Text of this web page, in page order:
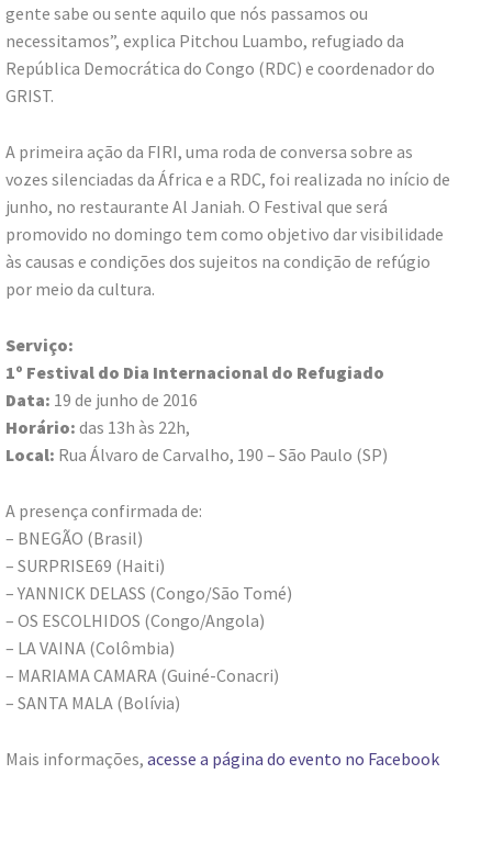
gente sabe ou sente aquilo que nós passamos ou
necessitamos”, explica Pitchou Luambo, refugiado da
República Democrática do Congo (RDC) e coordenador do
GRIST.
A primeira ação da FIRI, uma roda de conversa sobre as
vozes silenciadas da África e a RDC, foi realizada no início de
junho, no restaurante Al Janiah. O Festival que será
promovido no domingo tem como objetivo dar visibilidade
às causas e condições dos sujeitos na condição de refúgio
por meio da cultura.
Serviço:
1º Festival do Dia Internacional do Refugiado
Data: 19 de junho de 2016
Horário: das 13h às 22h,
Local: Rua Álvaro de Carvalho, 190 – São Paulo (SP)
A presença confirmada de:
– BNEGÃO (Brasil)
– SURPRISE69 (Haiti)
– YANNICK DELASS (Congo/São Tomé)
– OS ESCOLHIDOS (Congo/Angola)
– LA VAINA (Colômbia)
– MARIAMA CAMARA (Guiné-Conacri)
– SANTA MALA (Bolívia)
Mais informações, acesse a página do evento no Facebook